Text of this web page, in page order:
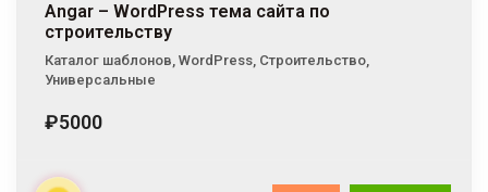
Angar – WordPress тема сайта по
строительству
Каталог шаблонов, WordPress, Строительство,
Универсальные
₽5000